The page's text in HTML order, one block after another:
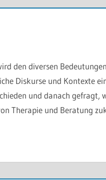
den diversen
Diskurse und Kontexte
und danach gefragt,
Therapie und Beratung